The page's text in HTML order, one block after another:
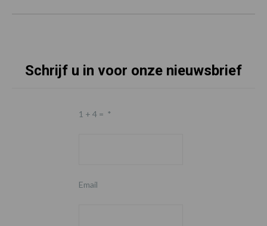
Schrijf u in voor onze nieuwsbrief
1 + 4 = *
Email